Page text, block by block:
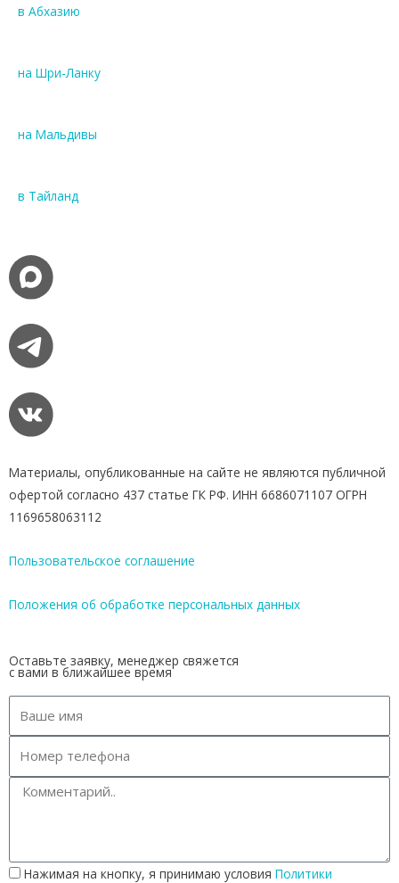
в Абхазию
на Шри-Ланку
на Мальдивы
в Тайланд
Материалы, опубликованные на сайте не являются публичной
офертой согласно 437 статье ГК РФ. ИНН 6686071107 ОГРН
1169658063112
Пользовательское соглашение
Положения об обработке персональных данных
Оставьте заявку, менеджер свяжется
с вами в ближайшее время
Нажимая на кнопку, я принимаю условия Политики